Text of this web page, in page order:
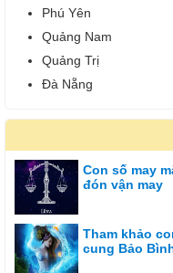
Phú Yên
Quảng Nam
Quảng Trị
Đà Nẵng
Con số may
đón vận may
Tham khảo
cung Bảo